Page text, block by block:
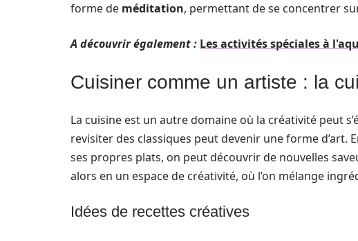
forme de méditation, permettant de se concentrer
A découvrir également : Les activités spéciales à
Cuisiner comme un artiste : la
La cuisine est un autre domaine où la créativité peut
revisiter des classiques peut devenir une forme d’art.
ses propres plats, on peut découvrir de nouvelles
alors en un espace de créativité, où l’on mélange
Idées de recettes créatives